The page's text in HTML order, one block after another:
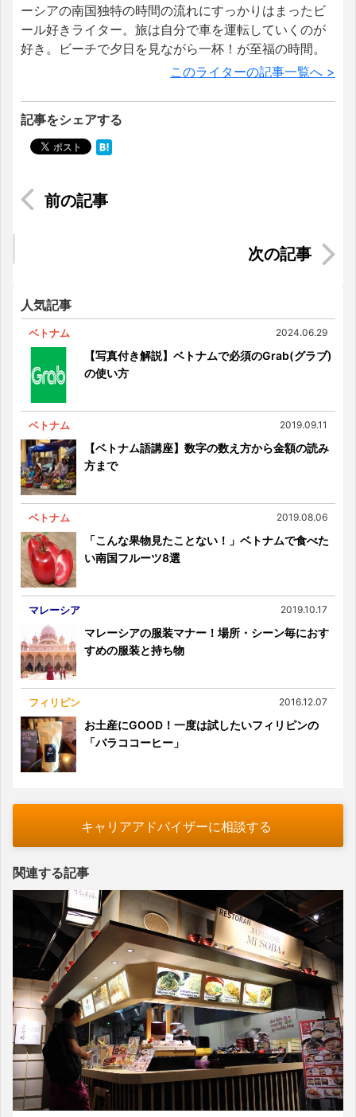
ーシアの南国独特の時間の流れにすっかりはまったビ
ール好きライター。旅は自分で車を運転していくのが
好き。ビーチで夕日を見ながら一杯！が至福の時間。
このライターの記事一覧へ >
記事をシェアする
フィリピンで最も有名な教会！ 由緒正しきキア
ベトナムの歴史がぎゅっと詰まった「伝統的なケ
人気記事
ベトナム 2024.06.29
【写真付き解説】ベトナムで必須のGrab(グラブ)
の使い方
ベトナム 2019.09.11
【ベトナム語講座】数字の数え方から金額の読み
方まで
ベトナム 2019.08.06
「こんな果物見たことない！」ベトナムで食べた
い南国フルーツ8選
マレーシア 2019.10.17
マレーシアの服装マナー！場所・シーン毎におす
すめの服装と持ち物
フィリピン 2016.12.07
お土産にGOOD！一度は試したいフィリピンの
「バラココーヒー」
キャリアアドバイザーに相談する
関連する記事